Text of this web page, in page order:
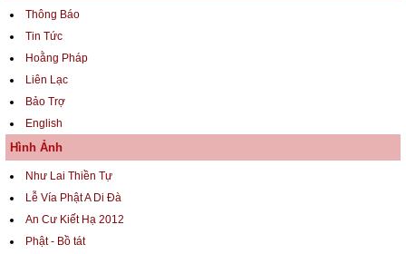
Thông Báo
Tin Tức
Hoằng Pháp
Liên Lạc
Bảo Trợ
English
Hình Ảnh
Như Lai Thiền Tự
Lễ Vía Phật A Di Đà
An Cư Kiết Hạ 2012
Phật - Bồ tát